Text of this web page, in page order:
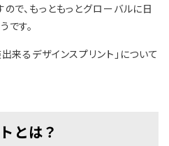
で、もっともっとグローバルに日
です。
来るデザインスプリント」について
とは？